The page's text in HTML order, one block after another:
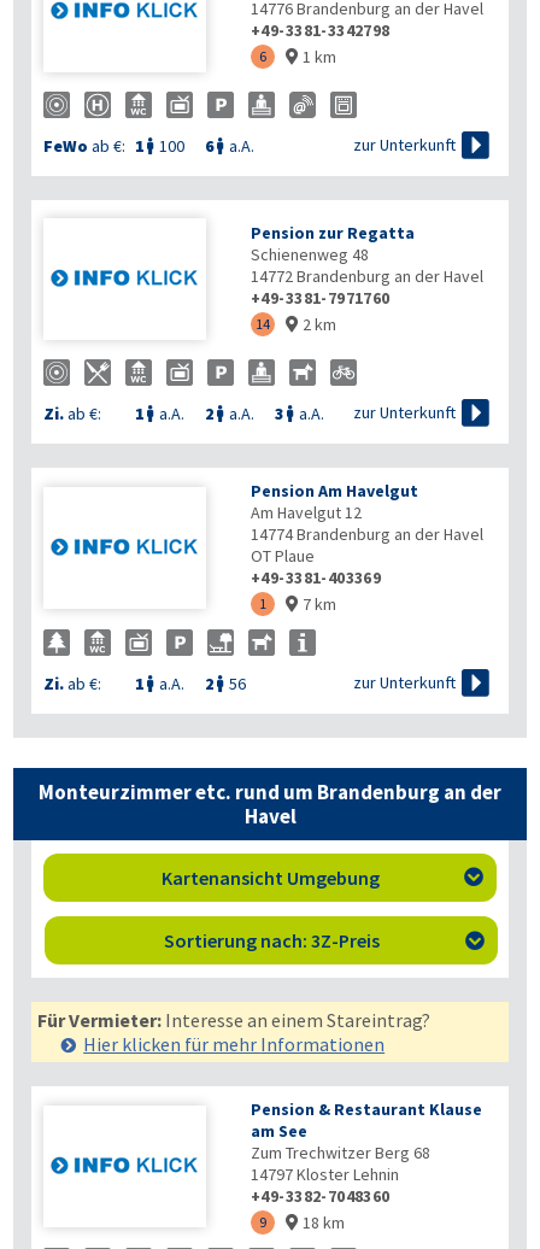
14776Brandenburg an der Havel
+49-3381-3342798
6  1 km
FeWo ab €: 1  100 6 a.A. zur Unterkunft 
Pension zur Regatta
Schienenweg 48
14772Brandenburg an der Havel
+49-3381-7971760
14  2 km
Zi.ab €: 1  a.A. 2  a.A. 3  a.A. zur Unterkunft 
Pension Am Havelgut
Am Havelgut 12
14774Brandenburg an der Havel
OT Plaue
+49-3381-403369
1  7 km
Zi.ab €: 1  a.A. 2  56 zur Unterkunft 
Monteurzimmer etc. rund um Brandenburg an der
Havel
Kartenansicht Umgebung 
Sortierung nach: 3Z-Preis 
Für Vermieter: Interesse an einem Stareintrag?
Hier klicken für mehr Informationen
Pension & Restaurant Klause
am See
Zum Trechwitzer Berg 68
14797Kloster Lehnin
+49-3382-7048360
9  18 km